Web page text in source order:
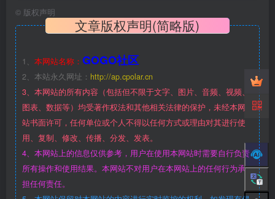
© 版权声明
文章版权声明(简略版)
1、 本网站名称： GOGO社区
2、本站永久网址： http://ap.cpolar.cn
3、本网站的所有内容（包括但不限于文字、图片、音频、视频、
图表、数据等）均受著作权法和其他相关法律的保护，未经本网
站书面许可，任何单位或个人不得以任何方式或理由对其进行使
用、复制、修改、传播、分发、发表。
4、本网站上的信息仅供参考，用户在使用本网站时需要自行负责
所有操作和使用结果。本网站不对用户在本网站上的任何行为承
担任何责任。